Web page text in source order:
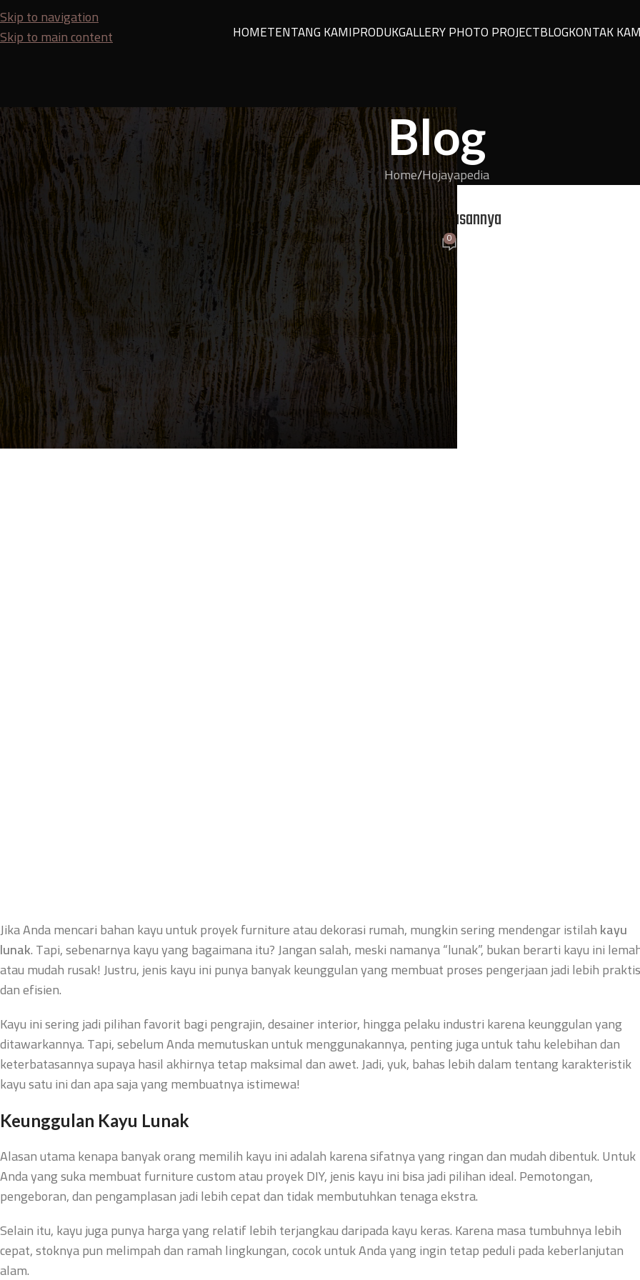
Skip to navigation
Skip to main content
HOMETENTANG KAMIPRODUKGALLERY PHOTO PROJECTBLOGKONTAK
Blog
Home Hojayapedia
HOJAYAPEDIA
Apa Itu Kayu Lunak? Kenali Keunggulan dan Keterbatasannya
Posted by SEO TeamOn 12 November 2025 0
Jika Anda mencari bahan kayu untuk proyek furniture atau dekorasi rumah, mungkin sering mendengar istilahkayu
lunak. Tapi, sebenarnya kayu yang bagaimana itu? Jangan salah, meski namanya “lunak”, bukan berarti kayu ini
atau mudah rusak! Justru, jenis kayu ini punya banyak keunggulan yang membuat proses pengerjaan jadi lebih praktis
dan efisien.
Kayu ini sering jadi pilihan favorit bagi pengrajin, desainer interior, hingga pelaku industri karena keunggulan yang
ditawarkannya. Tapi, sebelum Anda memutuskan untuk menggunakannya, penting juga untuk tahu kelebihan dan
keterbatasannya supaya hasil akhirnya tetap maksimal dan awet. Jadi, yuk, bahas lebih dalam tentang karakteristik
kayu satu ini dan apa saja yang membuatnya istimewa!
Keunggulan Kayu Lunak
Alasan utama kenapa banyak orang memilih kayu ini adalah karena sifatnya yang ringan dan mudah dibentuk. Untuk
Anda yang suka membuat furniture custom atau proyek DIY, jenis kayu ini bisa jadi pilihan ideal. Pemotongan,
pengeboran, dan pengamplasan jadi lebih cepat dan tidak membutuhkan tenaga ekstra.
Selain itu, kayu juga punya harga yang relatif lebih terjangkau daripada kayu keras. Karena masa tumbuhnya lebih
cepat, stoknya pun melimpah dan ramah lingkungan, cocok untuk Anda yang ingin tetap peduli pada keberlanjutan
alam.